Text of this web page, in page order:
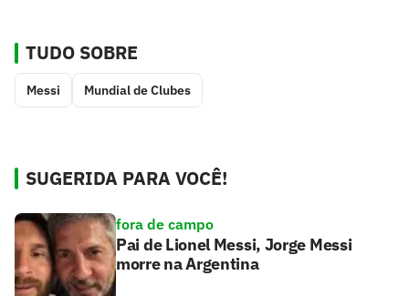
TUDO SOBRE
Messi Mundial de Clubes
SUGERIDA PARA VOCÊ!
fora de campo
Pai de Lionel Messi, Jorge Messi
morre na Argentina